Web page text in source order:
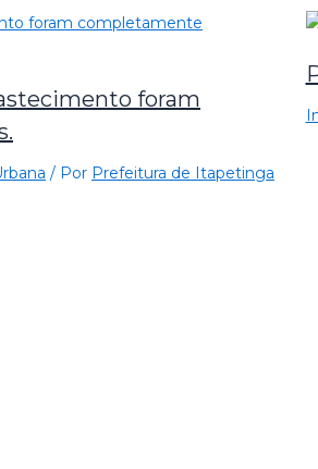
foram
/ Por Prefeitura de Itapetinga